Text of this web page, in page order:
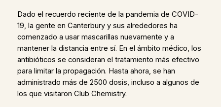
Dado el recuerdo reciente de la pandemia de COVID-
19, la gente en Canterbury y sus alrededores ha
comenzado a usar mascarillas nuevamente y a
mantener la distancia entre sí. En el ámbito médico, los
antibióticos se consideran el tratamiento más efectivo
para limitar la propagación. Hasta ahora, se han
administrado más de 2500 dosis, incluso a algunos de
los que visitaron Club Chemistry.